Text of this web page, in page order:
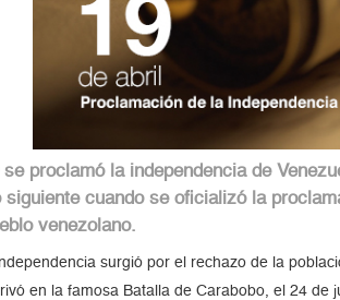
se proclamó la independencia de
cuando se oficializó la
venezolano.
surgió por el rechazo de la
en la famosa Batalla de Carabobo, el 24